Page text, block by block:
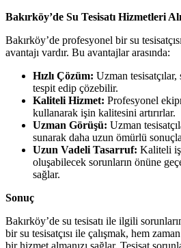
Bakırköy’de Su Tesisatı Hizmetleri
Bakırköy’de profesyonel bir su
avantajı vardır. Bu avantajlar arasında:
Hızlı Çözüm: Uzman tesisatçılar,
tespit edip çözebilir.
Kaliteli Hizmet: Profesyonel
kullanarak işin kalitesini artırırlar.
Uzman Görüşü: Uzman
sunarak daha uzun ömürlü
Uzun Vadeli Tasarruf: Kaliteli
oluşabilecek sorunların önüne
sağlar.
Sonuç
Bakırköy’de su tesisatı ile ilgili
bir su tesisatçısı ile çalışmak, hem
bir hizmet almanızı sağlar. Tesisat